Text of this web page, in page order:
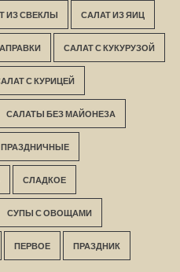
ИЗ СВЕКЛЫ САЛАТ ИЗ ЯИЦ
САЛАТ С КУКУРУЗОЙ
С КУРИЦЕЙ
САЛАТЫ БЕЗ МАЙОНЕЗА
СЛАДКОЕ
СУПЫ С ОВОЩАМИ
ПЕРВОЕ ПРАЗДНИК